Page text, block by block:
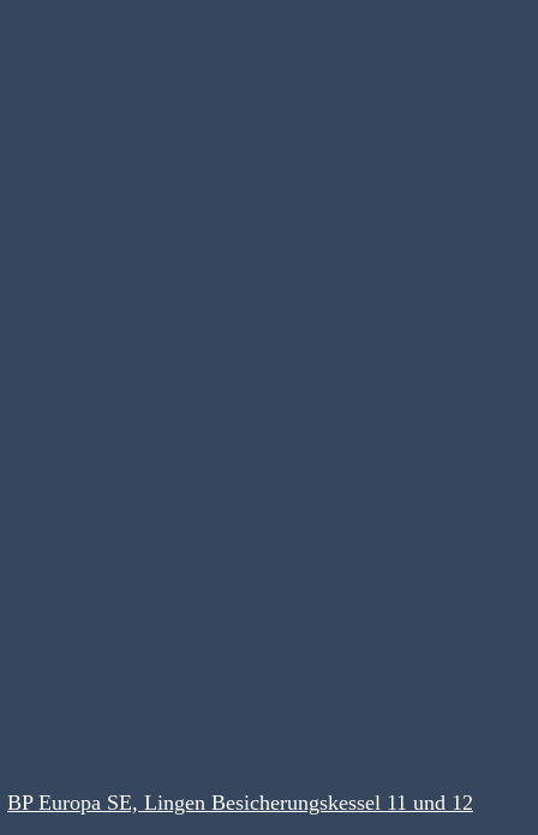
BP Europa SE, Lingen Besicherungskessel 11 und 12